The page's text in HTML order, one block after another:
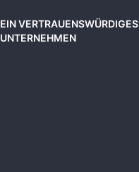
EIN VERTRAUENSWÜRDIGES
UNTERNEHMEN